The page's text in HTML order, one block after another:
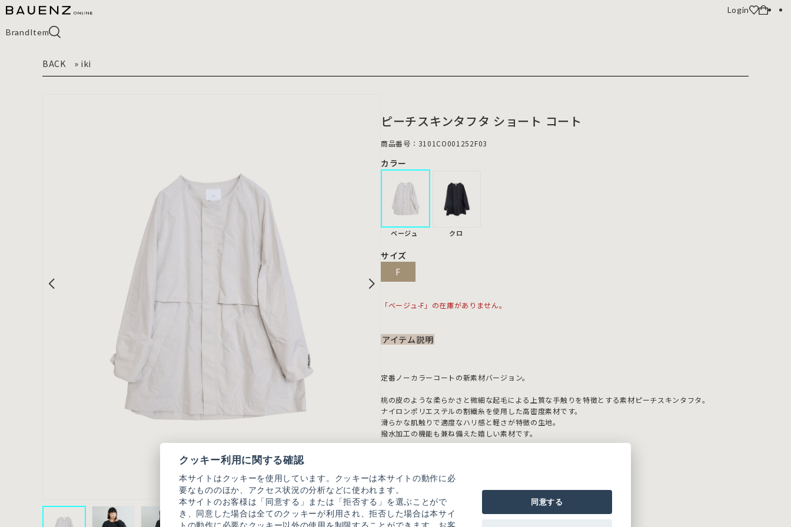
Login
BrandItem
BACK » iki
ピーチスキンタフタ ショート コート
商品番号：3101CO001252F03
カラー
ベージュ クロ
サイズ
F
「ベージュ-F」の在庫がありません。
アイテム説明
定番ノーカラーコートの新素材バージョン。
桃の皮のような柔らかさと微細な起毛による上質な手触りを特徴とする素材ピーチスキンタフタ。
ナイロンポリエステルの割繊糸を使用した高密度素材です。
滑らかな肌触りで適度なハリ感と軽さが特徴の生地。
撥水加工の機能も兼ね備えた嬉しい素材です。
-----------------------
透け感：なし
裏地：なし
伸縮性：なし
光沢感：なし
クッキー利用に関する確認
本サイトはクッキーを使用しています。クッキーは本サイトの動作に必
要なもののほか、アクセス状況の分析などに使われます。
本サイトのお客様は「同意する」または「拒否する」を選ぶことがで
き、同意した場合は全てのクッキーが利用され、拒否した場合は本サイ
同意する